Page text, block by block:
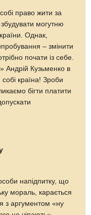
право жити за
могутню
Однак,
– змінити
почати із себе.
Андрій Кузьменко в
собі країна! Зроби
бігти платити
напідпитку, що
мораль, карається
з аргументом «ну